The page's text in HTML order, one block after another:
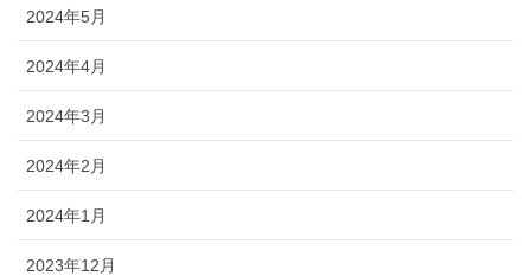
2024年5月
2024年4月
2024年3月
2024年2月
2024年1月
2023年12月